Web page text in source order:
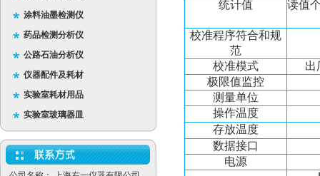
涂料油墨检测仪
药品检测分析仪
公路石油分析仪
仪器配件及耗材
实验室耗材用品
实验室玻璃器皿
统计值
读值
校准程序符合和规
范
校准模式
出
极限值监控
测量单位
操作温度
存放温度
数据接口
电源